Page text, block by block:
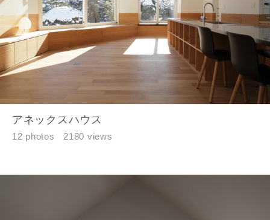
アネックスハウス
12 photos 2180 views
建築予定地
万円〜
専門家の都合により、資料の送付が遅くなったり、送付
できない場合があります。あらかじめご了承ください。
閉じる
閉じる